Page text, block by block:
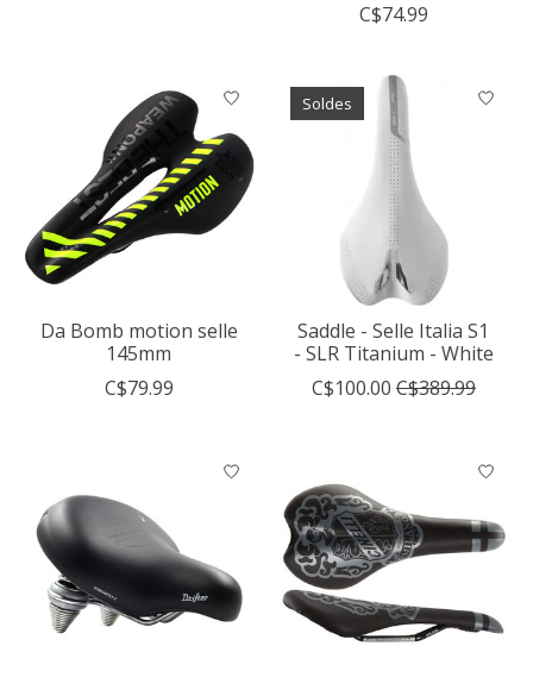
C$74.99
Da Bomb motion selle
145mm
C$79.99
Soldes
Saddle - Selle Italia S1
- SLR Titanium - White
C$100.00 C$389.99